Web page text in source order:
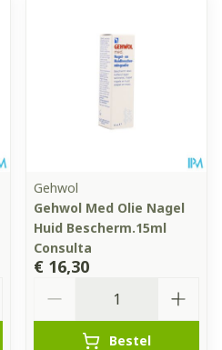
Gehwol
Gehwol Med Olie Nagel
Huid Bescherm.15ml
Consulta
€ 16,30
Bestel